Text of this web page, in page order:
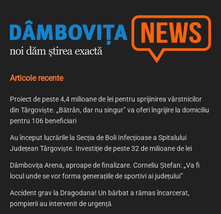
Articole recente
Proiect de peste 4,4 milioane de lei pentru sprijinirea vârstnicilor
din Târgoviște. „Bătrân, dar nu singur” va oferi îngrijire la domiciliu
pentru 106 beneficiari
Au început lucrările la Secția de Boli Infecțioase a Spitalului
Județean Târgoviște. Investiție de peste 32 de milioane de lei
Dâmbovița Arena, aproape de finalizare. Corneliu Ștefan: „Va fi
locul unde se vor forma generațiile de sportivi ai județului”
Accident grav la Dragodana! Un bărbat a rămas încarcerat,
pompierii au intervenit de urgență